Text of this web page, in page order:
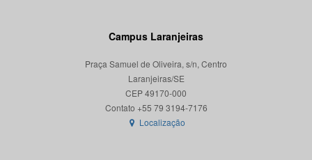
Campus Laranjeiras
Praça Samuel de Oliveira, s/n, Centro
Laranjeiras/SE
CEP 49170-000
Localização